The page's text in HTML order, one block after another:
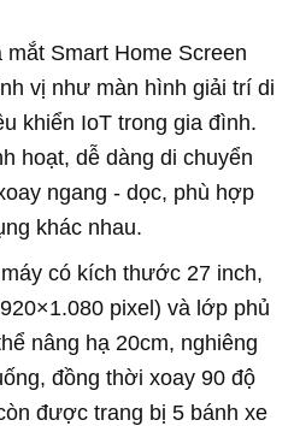
Smart Home Screen
vị như màn hình giải trí di
khiển IoT trong gia đình.
hoạt, dễ dàng di chuyển
ngang - dọc, phù hợp
khác nhau.
có kích thước 27 inch,
pixel) và lớp phủ
nâng hạ 20cm, nghiêng
đồng thời xoay 90 độ
được trang bị 5 bánh xe